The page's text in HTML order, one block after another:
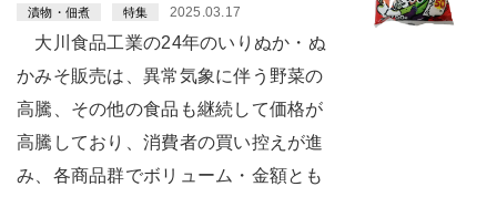
漬物・佃煮 特集 2025.03.17
大川食品工業の24年のいりぬか・ぬ
かみそ販売は、異常気象に伴う野菜の
高騰、その他の食品も継続して価格が
高騰しており、消費者の買い控えが進
み、各商品群でボリューム・金額とも